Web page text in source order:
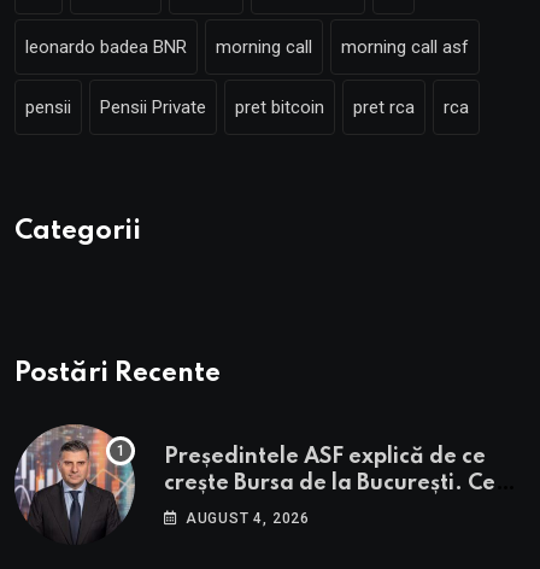
leonardo badea BNR morning call morning call asf
pensii Pensii Private pret bitcoin pret rca rca
Categorii
Postări Recente
Președintele ASF explică de ce
crește Bursa de la București. Ce
urmează pentru BVB potrivit lui
AUGUST 4, 2026